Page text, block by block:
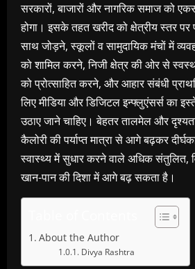
सरकारों, बाजारों और नागरिक समाज को
होगा। इसके तहत खरीद को क्षेत्रीय स्तर पर
साथ जोड़ने, स्कूलों व सामुदायिक मंचों में
को शामिल करने, निजी क्षेत्र की ओर से स्वस्थ
को प्रोत्साहित करने, और आहार संबंधी
लिए मीडिया और डिजिटल इन्फ्लुएंसर्स का
उठाए जाने चाहिए। बेहतर तालमेल और
कैलोरी की पर्याप्त मात्रा से आगे बढ़कर
स्वास्थ्य में सुधार करने वाले अधिक संतुलित,
खान-पान की दिशा में आगे बढ़ सकता है।
About the Author
Divya Rashtra